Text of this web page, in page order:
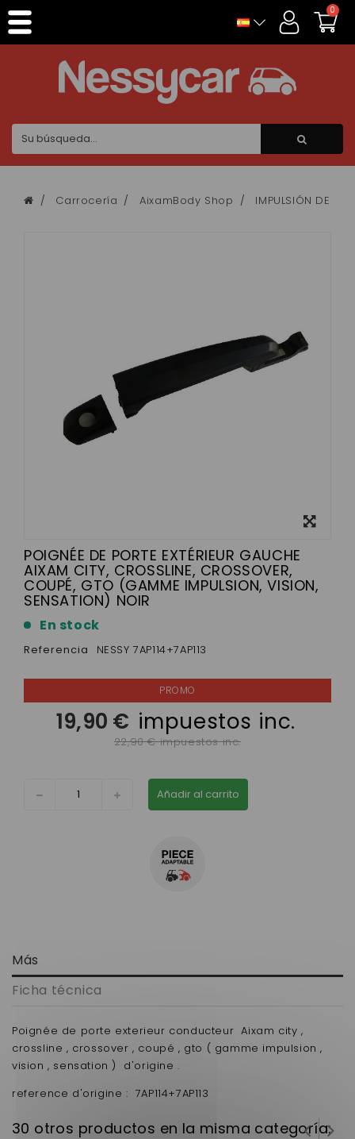
0
Carrocería AixamBody Shop IMPULSIÓN DE LA
POIGNÉE DE PORTE EXTÉRIEUR GAUCHE
AIXAM CITY, CROSSLINE, CROSSOVER,
COUPÉ, GTO (GAMME IMPULSION, VISION,
SENSATION) NOIR
En stock
Referencia NESSY 7AP114+7AP113
19,90 € impuestos inc.
22,90 € impuestos inc.
Añadir al carrito
Más
Ficha técnica
Poignée de porte exterieur conducteur Aixam city ,
crossline , crossover , coupé , gto ( gamme impulsion ,
vision , sensation ) d'origine .
reference d'origine : 7AP114+7AP113
30 otros productos en la misma categoría:
Panel de gestión de cookies